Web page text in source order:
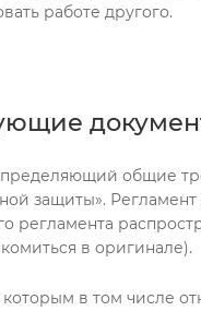
работе другого.
общие
защиты».
регламента
в оригинале).
в том числе